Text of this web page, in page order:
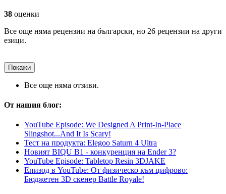
38 оценки
Все още няма рецензии на български, но 26 рецензии на други
езици.
Покажи
Все още няма отзиви.
От нашия блог:
YouTube Episode: We Designed A Print-In-Place
Slingshot...And It Is Scary!
Тест на продукта: Elegoo Saturn 4 Ultra
Новият BIQU B1 - конкуренция на Ender 3?
YouTube Episode: Tabletop Resin 3DJAKE
Епизод в YouTube: От физическо към цифрово:
Бюджетен 3D скенер Battle Royale!